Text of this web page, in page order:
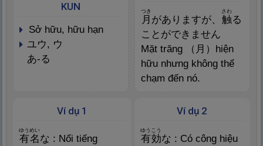
月
つき
がありますが、 触
さわ
る
ことができません
Mặt trăng （ 月 ）hiện
hữu nhưng không thể
chạm đến nó.
KUN
sở hữu, hữu hạn
ユウ, ウ
あ-る
Ví dụ 1
有名
ゆうめい
な : Nổi tiếng
Ví dụ 2
有効
ゆうこう
な : Có công hiệu